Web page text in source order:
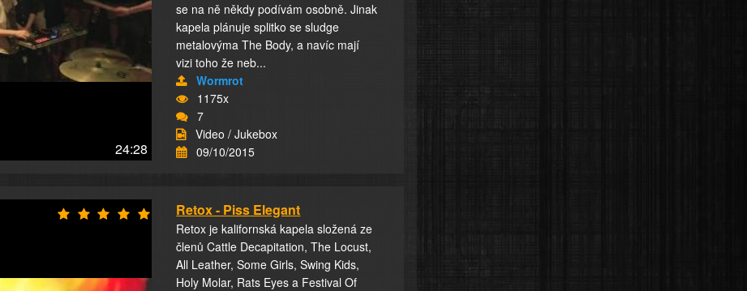
24:28
se na ně někdy podívám osobně. Jinak
kapela plánuje splitko se sludge
metalovýma The Body, a navíc mají
vizi toho že neb...
Wormrot
1175x
7
Video / Jukebox
09/10/2015
Retox - Piss Elegant
Retox je kalifornská kapela složená ze
členů Cattle Decapitation, The Locust,
All Leather, Some Girls, Swing Kids,
Holy Molar, Rats Eyes a Festival Of